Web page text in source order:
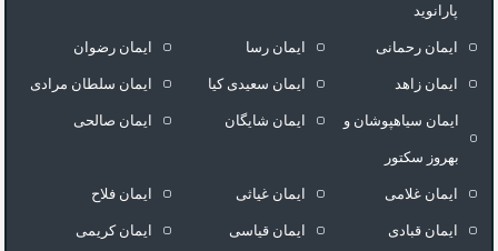
پارانوید
ایمان رحمانی ایمان رسا ایمان رضوان
ایمان زاهد ایمان سعیدی کیا ایمان سلطان مرادی
ایمان سیاهپوشان و
بهروز سکتور
ایمان شایگان ایمان صالحی
ایمان غلامی ایمان غیاثی ایمان فلاح
ایمان قبادی ایمان قیاسی ایمان کریمی